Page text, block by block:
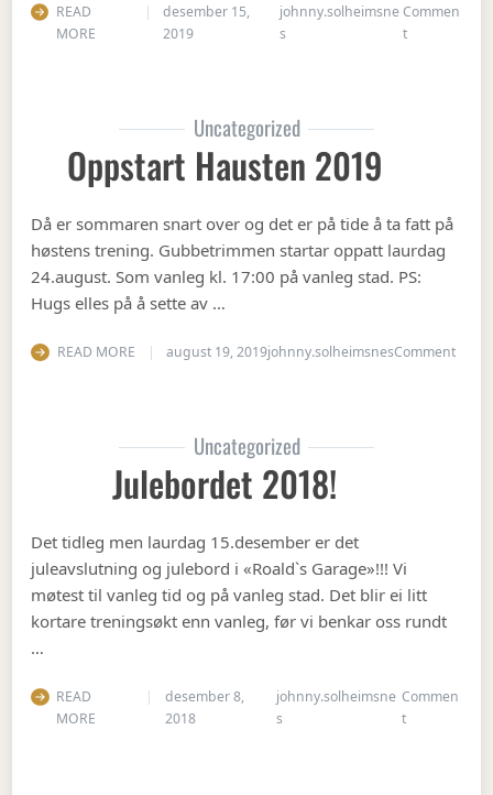
READ
MORE
desember 15,
2019
johnny.solheimsne
s
Commen
ton
Uncategorized
Oppstart Hausten 2019
Då er sommaren snart over og det er på tide å ta fatt på
høstens trening. Gubbetrimmen startar oppatt laurdag
24.august. Som vanleg kl. 17:00 på vanleg stad. PS:
Hugs elles på å sette av …
READ MORE august 19, 2019johnny.solheimsnesCommenton
Uncategorized
Julebordet 2018!
Det tidleg men laurdag 15.desember er det
juleavslutning og julebord i «Roald`s Garage»!!! Vi
møtest til vanleg tid og på vanleg stad. Det blir ei litt
kortare treningsøkt enn vanleg, før vi benkar oss rundt
…
READ
MORE
desember 8,
2018
johnny.solheimsne
s
Commen
ton Julebordet